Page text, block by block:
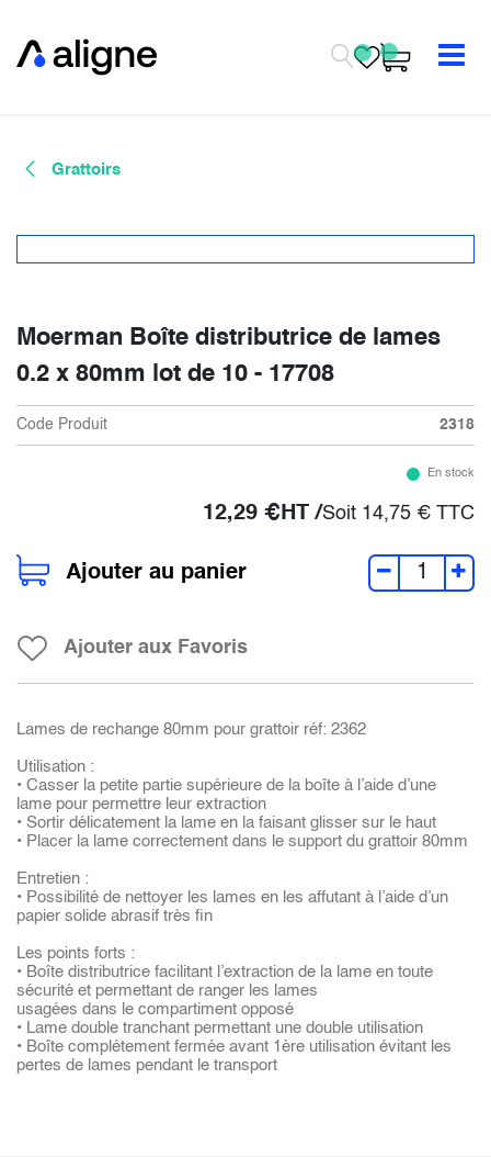
Grattoirs
Moerman Boîte distributrice de lames
0.2 x 80mm lot de 10 - 17708
Code Produit 2318
En stock
12,29 €HT /Soit 14,75 € TTC
Ajouter au panier
Ajouter aux Favoris
Lames de rechange 80mm pour grattoir réf: 2362
Utilisation :
• Casser la petite partie supérieure de la boîte à l’aide d’une
lame pour permettre leur extraction
• Sortir délicatement la lame en la faisant glisser sur le haut
• Placer la lame correctement dans le support du grattoir 80mm
Entretien :
• Possibilité de nettoyer les lames en les affutant à l’aide d’un
papier solide abrasif très fin
Les points forts :
• Boîte distributrice facilitant l’extraction de la lame en toute
sécurité et permettant de ranger les lames
usagées dans le compartiment opposé
• Lame double tranchant permettant une double utilisation
• Boîte complétement fermée avant 1ère utilisation évitant les
pertes de lames pendant le transport